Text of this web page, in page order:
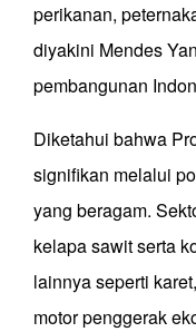
perikanan,
diyakini Mendes
pembangunan
Diketahui bahwa
signifikan melalui
yang beragam.
kelapa sawit serta
lainnya seperti
motor penggerak